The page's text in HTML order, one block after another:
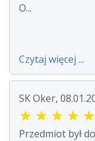
O...
Czytaj więcej ...
SK Oker,
★ ★ ★ ★ ★
Przedmiot był